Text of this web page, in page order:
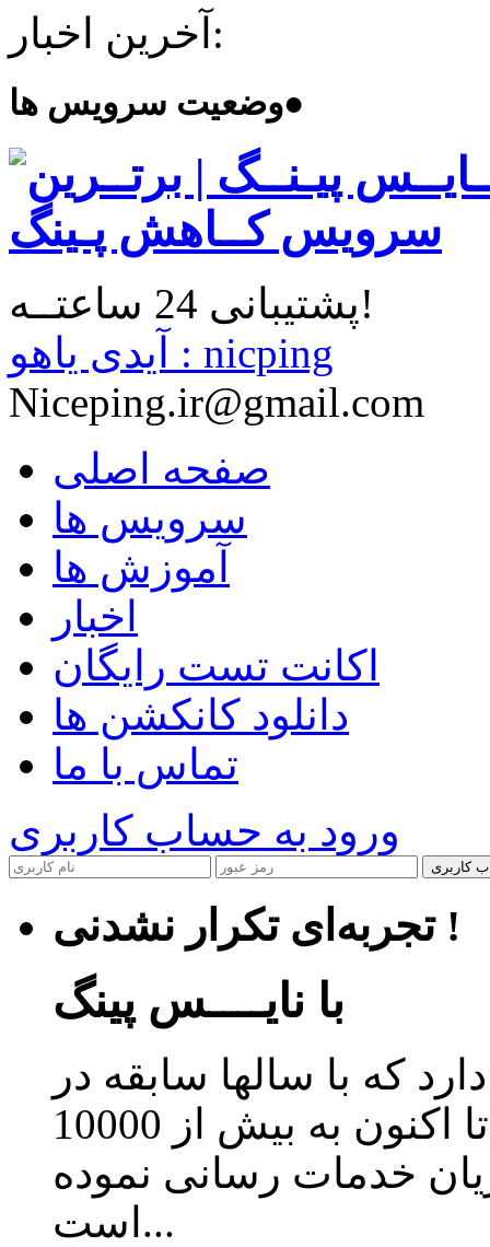
آخرین اخبار:
وضعیت سرویس ها●
پشتیبانی 24 ساعتــه!
آیدی یاهو : nicping
Niceping.ir@gmail.com
صفحه اصلی
سرویس ها
آموزش ها
اخبار
اکانت تست رایگان
دانلود کانکشن ها
تماس با ما
ورود به حساب کاربری
کاربری
تجربه‌ای تکرار نشدنی !
با نایــــس پینگ
که با سالها سابقه در
زمینه ارائه سرویس کاهش پینگ تا اکنون به بیش از 10000
خدمات رسانی نموده
است...